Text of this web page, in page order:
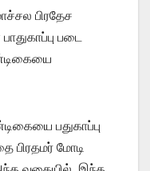
பிரதேச
படை
பதுகாப்பு
மோடி